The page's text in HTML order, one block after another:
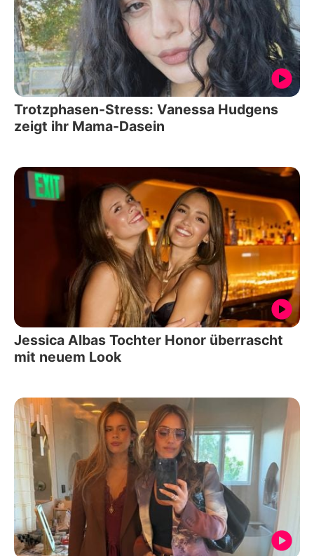
Trotzphasen-Stress: Vanessa Hudgens
zeigt ihr Mama-Dasein
Jessica Albas Tochter Honor überrascht
mit neuem Look